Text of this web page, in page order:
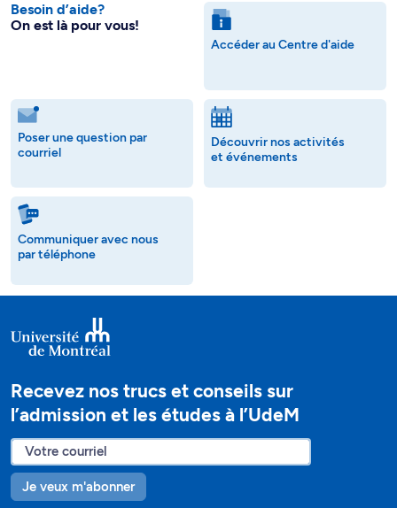
Besoin d’aide?
On est là pour vous!
Accéder au Centre d'aide
Poser une question par
courriel
Découvrir nos activités
et événements
Communiquer avec nous
par téléphone
Recevez nos trucs et conseils sur
l’admission et les études à l’UdeM
Je veux m'abonner